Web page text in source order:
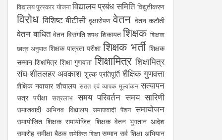
विद्यालय पुरस्कार योजनाविद्यालय प्रबंध समिति विद्युतीकरण
विरोध विशिष्ट बीटीसी वृक्षारोपण वेतन वेतन कटौती
वेतन बाधित वेतन विसंगति शपथ शिकायत शिक्षक शिक्षक
छात्र अनुपात शिक्षक पात्रता परीक्षा शिक्षक भर्ती शिक्षक
सम्मान शिक्षमित्र शिक्षा गुणवत्ता शिक्षामित्र शिक्षामित्र
संघ शीतलहर अवकाश शुल्क प्रतिपूर्ति शैक्षिक गुणवत्ता
शैक्षिक नवाचार शौचालय सतत एवं व्यापक मूल्यांकन सत्यापन
सत्र परीक्षा सत्रलाभ समय परिवर्तन समय सारिणी
समाजवादी अभिनव विद्यालय समाजवादी पेंशन समायोजन
समायोजित शिक्षक समायोजित शिक्षक वेतन भुगतान आदेश
समारोह समीक्षा बैठक समेकित शिक्षा सम्मान सर्व शिक्षा अभियान